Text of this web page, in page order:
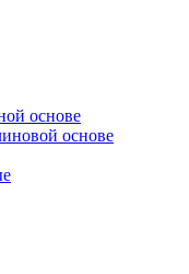
основе
основе